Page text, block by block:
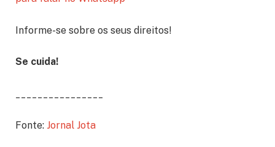
Informe-se sobre os seus direitos!
Se cuida!
Fonte: Jornal Jota